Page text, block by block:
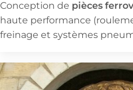
Conception de pièces
haute performance
freinage et systèmes